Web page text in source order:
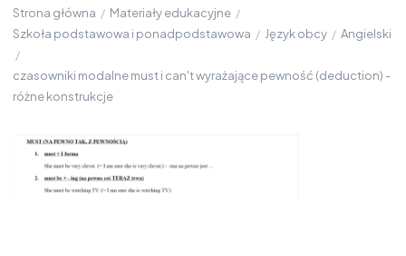
Strona główna / Materiały edukacyjne /
Szkoła podstawowa i ponadpodstawowa / Język obcy / Angielski
/
czasowniki modalne must i can't wyrażające pewność (deduction) -
różne konstrukcje